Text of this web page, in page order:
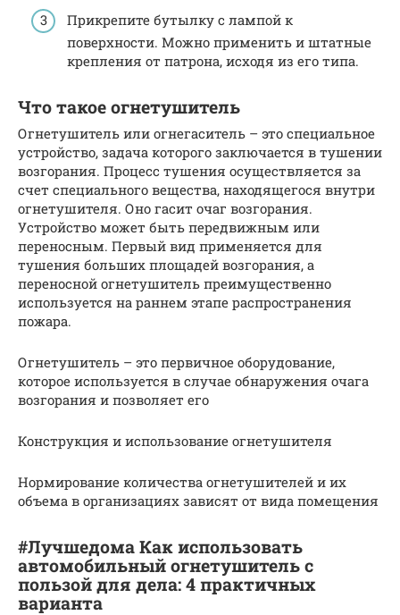
Прикрепите бутылку с лампой к
поверхности. Можно применить и штатные
крепления от патрона, исходя из его типа.
Что такое огнетушитель
Огнетушитель или огнегаситель – это специальное
устройство, задача которого заключается в тушении
возгорания. Процесс тушения осуществляется за
счет специального вещества, находящегося внутри
огнетушителя. Оно гасит очаг возгорания.
Устройство может быть передвижным или
переносным. Первый вид применяется для
тушения больших площадей возгорания, а
переносной огнетушитель преимущественно
используется на раннем этапе распространения
пожара.
Огнетушитель – это первичное оборудование,
которое используется в случае обнаружения очага
возгорания и позволяет его
Конструкция и использование огнетушителя
Нормирование количества огнетушителей и их
объема в организациях зависят от вида помещения
#Лучшедома Как использовать
автомобильный огнетушитель с
пользой для дела: 4 практичных
варианта